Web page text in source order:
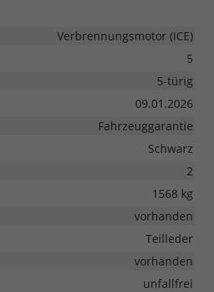
Verbrennungsmotor (ICE)
5
5-türig
09.01.2026
Fahrzeuggarantie
Schwarz
2
1568 kg
vorhanden
Teilleder
vorhanden
unfallfrei